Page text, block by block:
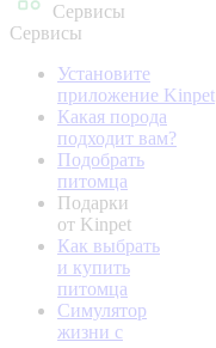
Сервисы
Сервисы
Установите
приложение Kinpet
Какая порода
подходит вам?
Подобрать
питомца
Подарки
от Kinpet
Как выбрать
и купить
питомца
Симулятор
жизни с